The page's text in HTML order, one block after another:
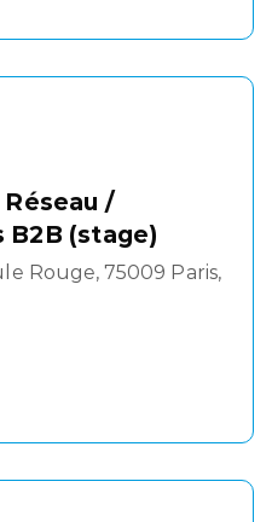
/
B2B (stage)
Rouge, 75009 Paris,